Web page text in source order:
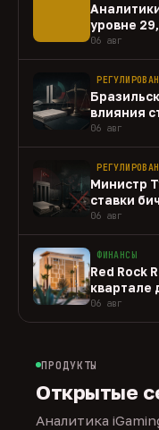
уровне
06 авг
влияния
06 авг
Министр
ставки
06 авг
ФИНАНСЫ
Red Rock
квартале
06 авг
ПРОДУКТЫ
Открытые
Аналитика